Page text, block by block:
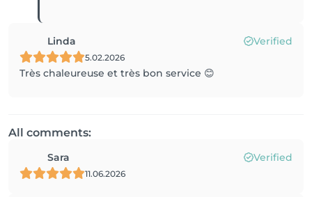
Linda Verified
5.02.2026
Très chaleureuse et très bon service 😊
All comments:
Sara Verified
11.06.2026